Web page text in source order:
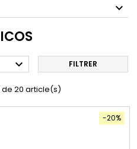
 FILTRER
de 20 article(s)
-20%